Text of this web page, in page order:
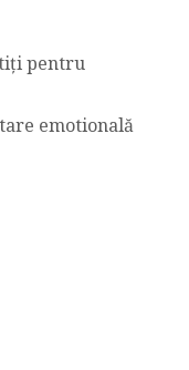
pentru
emotională